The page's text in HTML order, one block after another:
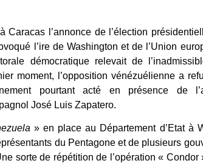
Caracas l’annonce de l’élection
l’ire de Washington et de l’Union
démocratique relevait de
moment, l’opposition vénézuélienne a
pourtant acté en présence de
José Luis Zapatero.
» en place au Département d’Etat à
du Pentagone et de plusieurs
sorte de répétition de l’opération « Condor